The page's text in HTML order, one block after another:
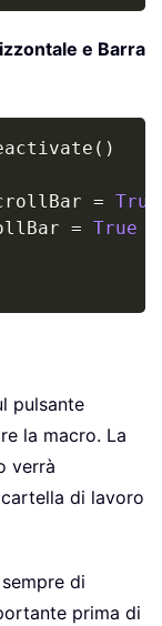
e Barra
( )
= True
= True
Copy
pulsante
la macro. La
verrà
di lavoro
di
prima di